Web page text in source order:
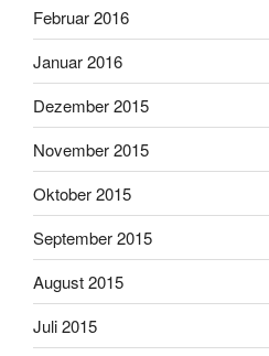
Februar 2016
Januar 2016
Dezember 2015
November 2015
Oktober 2015
September 2015
August 2015
Juli 2015